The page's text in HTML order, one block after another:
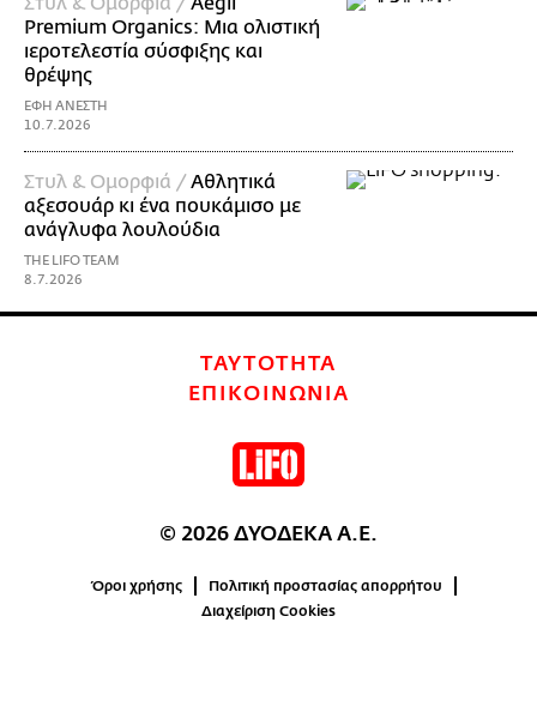
Premium Organics: Μια ολιστική
ιεροτελεστία σύσφιξης και
θρέψης
ΕΦΗ ΑΝΕΣΤΗ
10.7.2026
Στυλ & Ομορφιά /Αθλητικά
αξεσουάρ κι ένα πουκάμισο με
ανάγλυφα λουλούδια
THE LIFO TEAM
8.7.2026
ΤΑΥΤΟΤΗΤΑ
ΕΠΙΚΟΙΝΩΝΙΑ
© 2026 ΔΥΟΔΕΚΑ Α.Ε.
Όροι χρήσης
Πολιτική προστασίας απορρήτου
Διαχείριση Cookies